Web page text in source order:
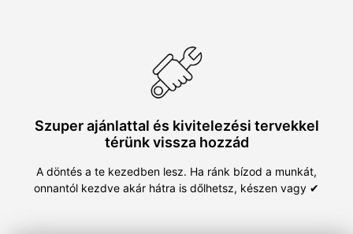
Szuper ajánlattal és kivitelezési tervekkel
térünk vissza hozzád
A döntés a te kezedben lesz. Ha ránk bízod a munkát,
onnantól kezdve akár hátra is dőlhetsz, készen vagy ✔